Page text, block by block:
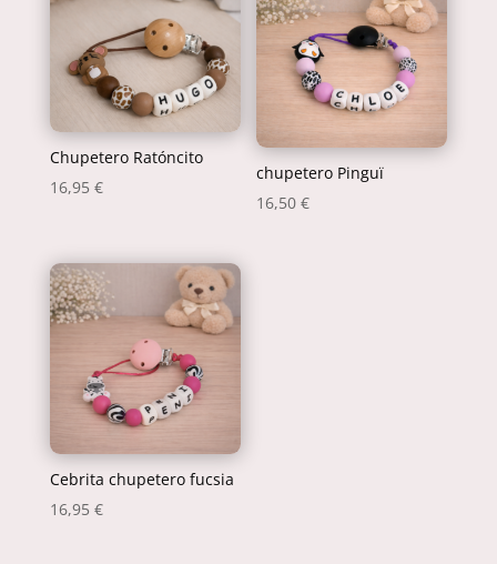
Chupetero Ratóncito
16,95 €
chupetero Pinguï
16,50€
Cebrita chupetero fucsia
16,95 €